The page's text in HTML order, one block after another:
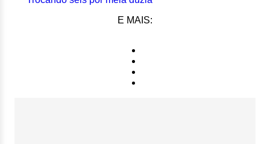
E MAIS: